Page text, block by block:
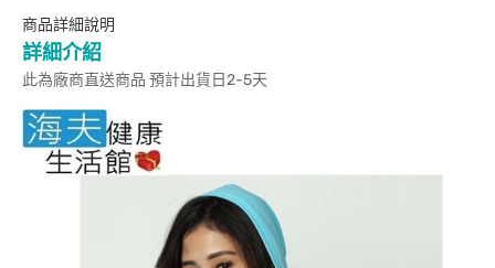
商品詳細說明
詳細介紹
此為廠商直送商品 預計出貨日2-5天